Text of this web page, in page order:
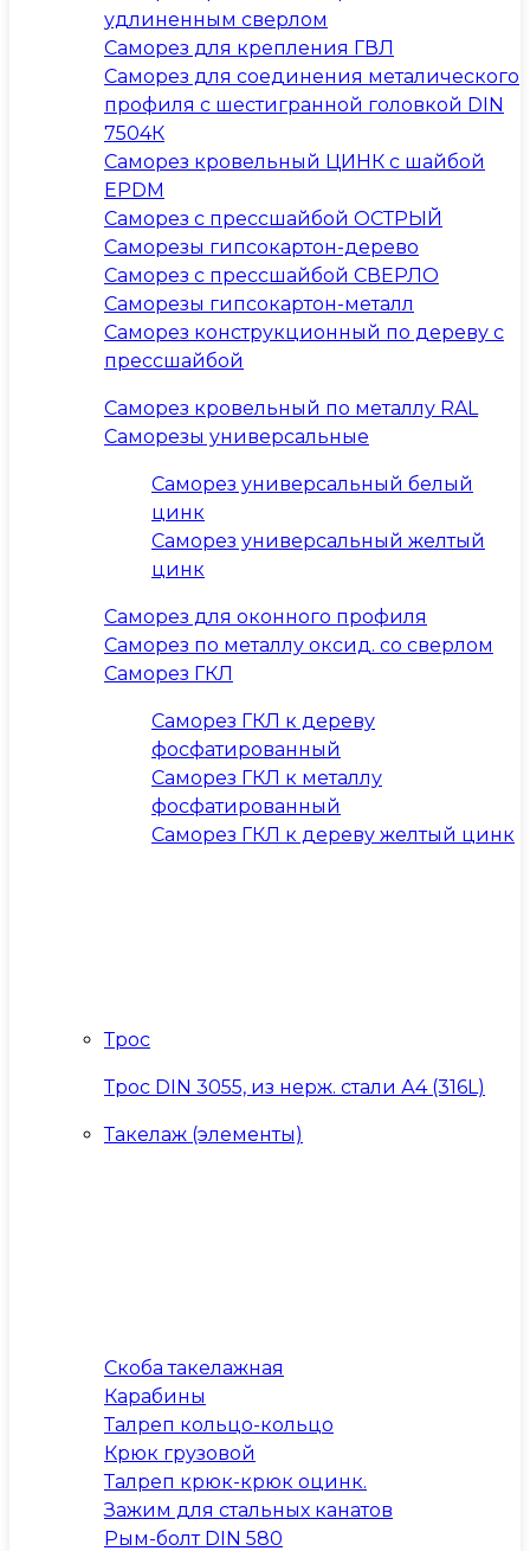
удлиненным сверлом
Саморез для крепления ГВЛ
Саморез для соединения металического
профиля с шестигранной головкой DIN
7504К
Саморез кровельный ЦИНК с шайбой
EPDM
Саморез с прессшайбой ОСТРЫЙ
Саморезы гипсокартон-дерево
Саморез с прессшайбой СВЕРЛО
Саморезы гипсокартон-металл
Саморез конструкционный по дереву с
прессшайбой
Саморез кровельный по металлу RAL
Саморезы универсальные
Саморез универсальный белый
цинк
Саморез универсальный желтый
цинк
Саморез для оконного профиля
Саморез по металлу оксид. со сверлом
Саморез ГКЛ
Саморез ГКЛ к дереву
фосфатированный
Саморез ГКЛ к металлу
фосфатированный
Саморез ГКЛ к дереву желтый цинк
Трос
Трос DIN 3055, из нерж. стали А4 (316L)
Такелаж (элементы)
Скоба такелажная
Карабины
Талреп кольцо-кольцо
Крюк грузовой
Талреп крюк-крюк оцинк.
Зажим для стальных канатов
Рым-болт DIN 580